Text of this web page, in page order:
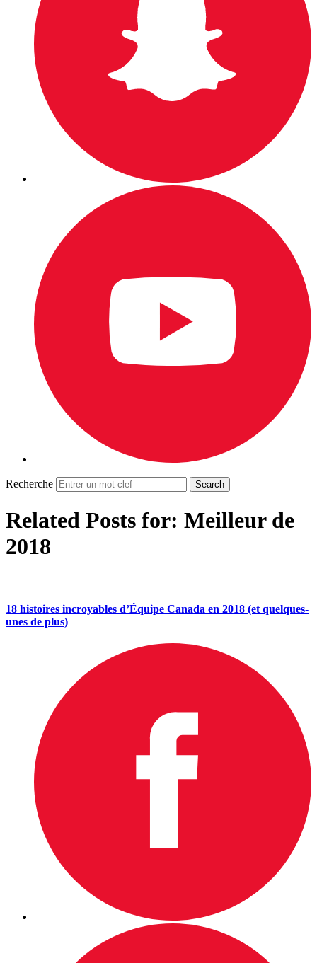
Recherche
Related Posts for: Meilleur de
2018
18 histoires incroyables d’Équipe Canada en 2018 (et quelques-
unes de plus)